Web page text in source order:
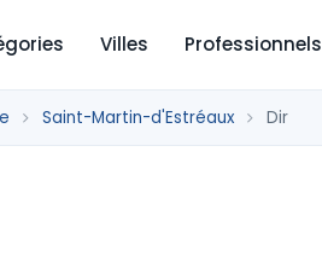
Villes Professionnels
Saint-Martin-d'Estréaux Dir